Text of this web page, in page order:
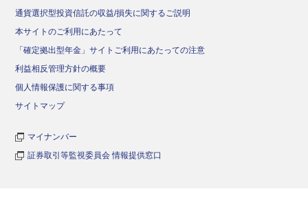
通貨選択型投資信託の収益/損失に関するご説明
本サイトのご利用にあたって
「確定拠出型年金」サイトご利用にあたっての注意
利益相反管理方針の概要
個人情報保護に関する事項
サイトマップ
マイナンバー
証券取引等監視委員会 情報提供窓口